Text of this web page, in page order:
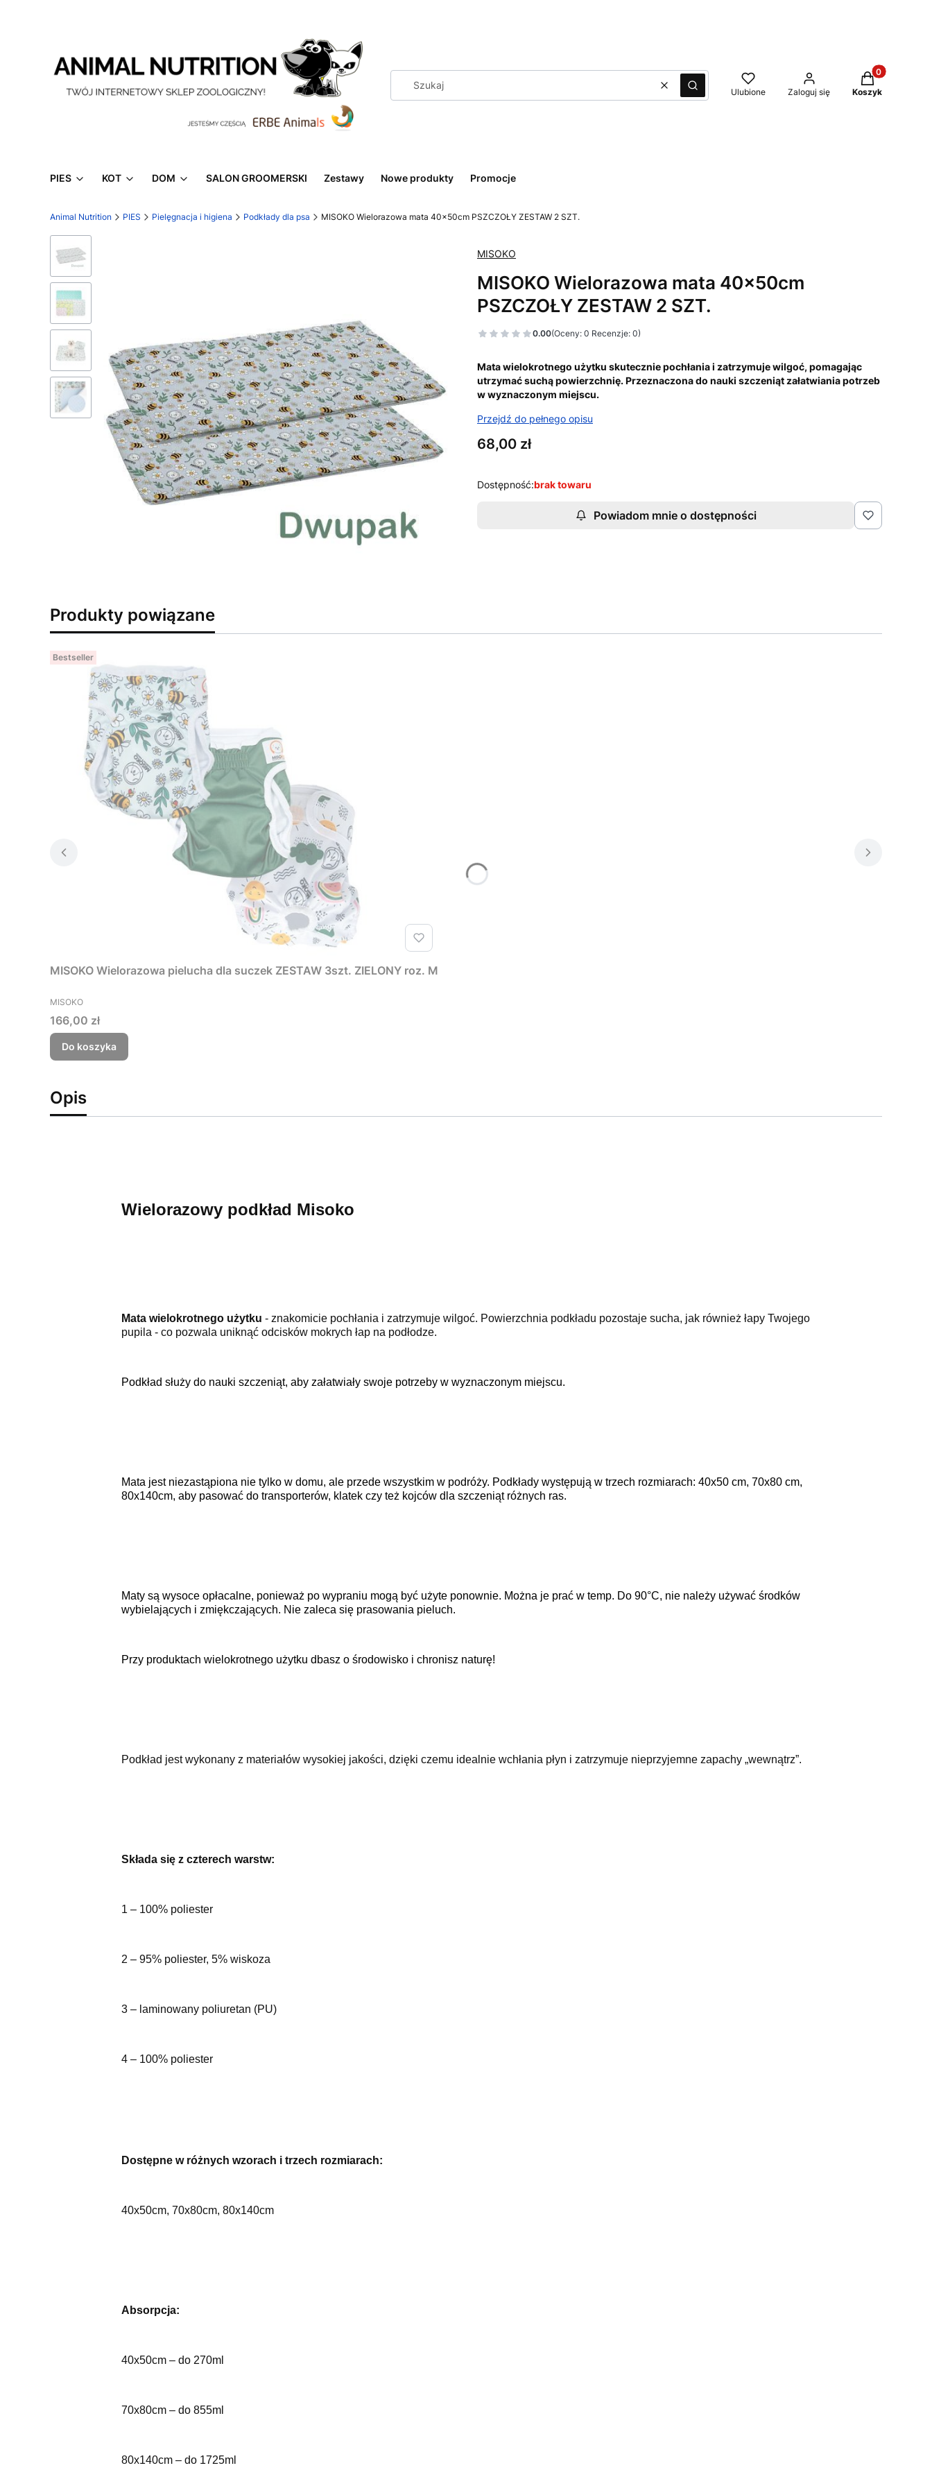
WyczyśćSzukaj Ulubione Zaloguj się
Produkty w
Koszyk
PIES KOT DOM SALON GROOMERSKI Zestawy Nowe produkty Promocje
Animal Nutrition PIES Pielęgnacja i higiena Podkłady dla psa MISOKO Wielorazowa mata 40x50cm PSZCZOŁY ZESTAW 2 SZT.
MISOKO
MISOKO Wielorazowa mata 40x50cm
PSZCZOŁY ZESTAW 2 SZT.
0.00(Oceny: 0 Recenzje: 0)
Mata wielokrotnego użytku skutecznie pochłania i zatrzymuje wilgoć, pomagając
utrzymać suchą powierzchnię. Przeznaczona do nauki szczeniąt załatwiania potrzeb
w wyznaczonym miejscu.
Przejdź do pełnego opisu
Cena
68,00 zł
Dostępność:brak towaru
Powiadom mnie o dostępności
Produkty powiązane
Bestseller
MISOKO Wielorazowa pielucha dla suczek ZESTAW 3szt. ZIELONY roz. M
PRODUCENT
MISOKO
Cena
166,00 zł
Do koszyka
Opis
Wielorazowy podkład Misoko
Mata wielokrotnego użytku - znakomicie pochłania i zatrzymuje wilgoć. Powierzchnia podkładu pozostaje sucha, jak również łapy Twojego
pupila - co pozwala uniknąć odcisków mokrych łap na podłodze.
Podkład służy do nauki szczeniąt, aby załatwiały swoje potrzeby w wyznaczonym miejscu.
Mata jest niezastąpiona nie tylko w domu, ale przede wszystkim w podróży. Podkłady występują w trzech rozmiarach: 40x50 cm, 70x80 cm,
80x140cm, aby pasować do transporterów, klatek czy też kojców dla szczeniąt różnych ras.
Maty są wysoce opłacalne, ponieważ po wypraniu mogą być użyte ponownie. Można je prać w temp. Do 90°C, nie należy używać środków
wybielających i zmiękczających. Nie zaleca się prasowania pieluch.
Przy produktach wielokrotnego użytku dbasz o środowisko i chronisz naturę!
Podkład jest wykonany z materiałów wysokiej jakości, dzięki czemu idealnie wchłania płyn i zatrzymuje nieprzyjemne zapachy „wewnątrz”.
Składa się z czterech warstw:
1 – 100% poliester
2 – 95% poliester, 5% wiskoza
3 – laminowany poliuretan (PU)
4 – 100% poliester
Dostępne w różnych wzorach i trzech rozmiarach:
40x50cm, 70x80cm, 80x140cm
Absorpcja:
40x50cm – do 270ml
70x80cm – do 855ml
80x140cm – do 1725ml